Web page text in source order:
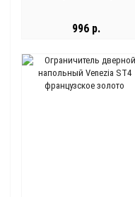
996 р.